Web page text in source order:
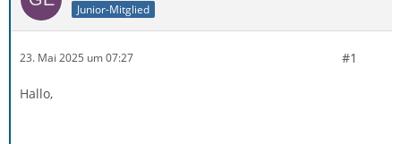
Junior-Mitglied
23. Mai 2025 um 07:27 #1
Hallo,